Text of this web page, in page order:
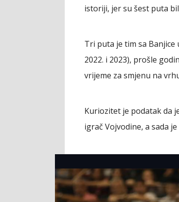
istoriji, jer su šest puta
Tri puta je tim sa
2022. i 2023), prošle
vrijeme za smjenu na
Kuriozitet je podatak da
igrač Vojvodine, a sada